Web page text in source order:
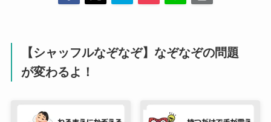
【シャッフルなぞなぞ】なぞなぞの問題
が変わるよ！